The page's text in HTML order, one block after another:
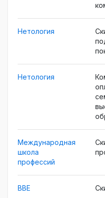
Нетология
Нетология
Международная
школа
профессий
BBE